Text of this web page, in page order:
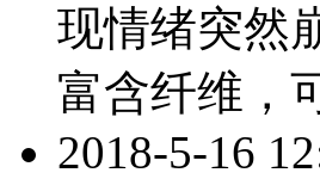
现情绪突然
富含纤维，
2018-5-16